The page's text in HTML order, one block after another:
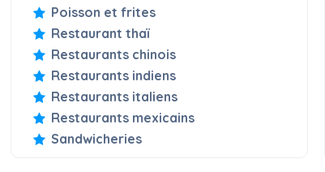
Poisson et frites
Restaurant thaï
Restaurants chinois
Restaurants indiens
Restaurants italiens
Restaurants mexicains
Sandwicheries